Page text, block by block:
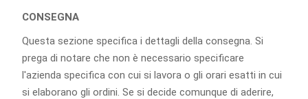
CONSEGNA
Questa sezione specifica i dettagli della consegna. Si
prega di notare che non è necessario specificare
l'azienda specifica con cui si lavora o gli orari esatti in cui
si elaborano gli ordini. Se si decide comunque di aderire,